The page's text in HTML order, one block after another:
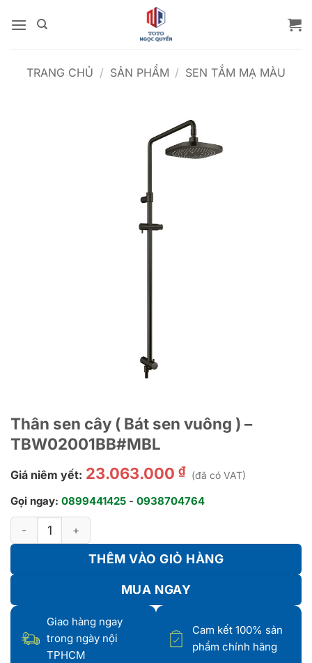
qua
TRANG CHỦ / SẢN PHẨM / SEN TẮM MẠ MÀU
Thân sen cây ( Bát sen vuông ) –
TBW02001BB#MBL
Giá niêm yết: 23.063.000 ₫ (đã có VAT)
Gọi ngay: 0899441425 - 0938704764
Thân sen cây ( Bát sen vuông ) - TBW02001BB#MBL số lượng
THÊM VÀO GIỎ HÀNG
MUA NGAY
Giao hàng ngay
trong ngày nội
TPHCM
Cam kết 100% sản
phẩm chính hãng